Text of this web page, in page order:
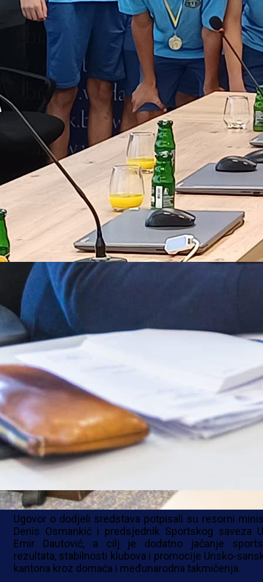
MNK BUBAMARA
Ministarstvo obrazovanja, nauke, kulture i
Unsko-sanskog kantona osiguralo je ukupno
konvertibilnih maraka za podršku
sportskim kolektivima i organizaciju
sportskih događaja.
Ugovor o dodjeli sredstava potpisali su resorni
Denis Osmankić i predsjednik Sportskog saveza
Emir Dautović, a cilj je dodatno jačanje
rezultata, stabilnosti klubova i promocije Unsko-
kantona kroz domaća i međunarodna takmičenja.